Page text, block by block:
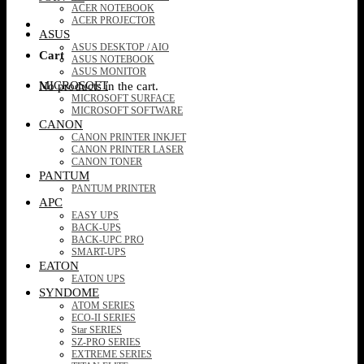
Cart
No products in the cart.
ACER NOTEBOOK
ACER PROJECTOR
ASUS
ASUS DESKTOP / AIO
ASUS NOTEBOOK
ASUS MONITOR
MICROSOFT
MICROSOFT SURFACE
MICROSOFT SOFTWARE
CANON
CANON PRINTER INKJET
CANON PRINTER LASER
CANON TONER
PANTUM
PANTUM PRINTER
APC
EASY UPS
BACK-UPS
BACK-UPC PRO
SMART-UPS
EATON
EATON UPS
SYNDOME
ATOM SERIES
ECO-II SERIES
Star SERIES
SZ-PRO SERIES
EXTREME SERIES